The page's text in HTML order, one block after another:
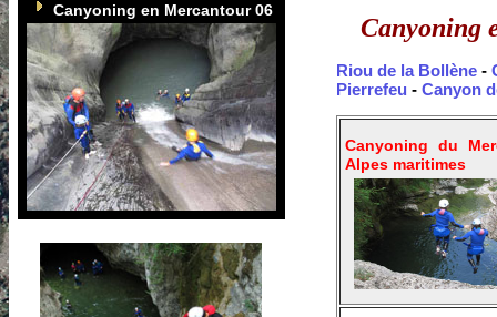
Canyoning en Mercantour 06
Canyoning
Riou de la Bollène -
Pierrefeu - Canyon
Canyoning du
Alpes maritimes